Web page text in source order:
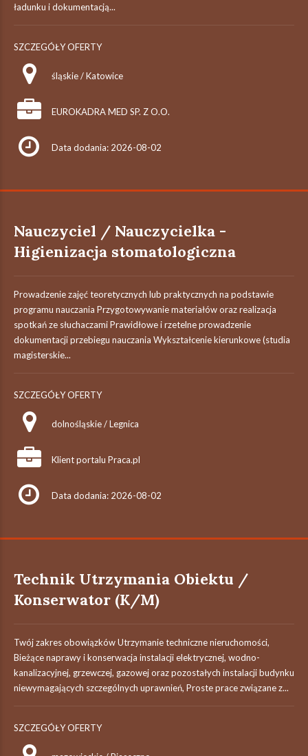
ładunku i dokumentacją...
SZCZEGÓŁY OFERTY
śląskie / Katowice
EUROKADRA MED SP. Z O.O.
Data dodania: 2026-08-02
Nauczyciel / Nauczycielka -
Higienizacja stomatologiczna
Prowadzenie zajęć teoretycznych lub praktycznych na podstawie
programu nauczania Przygotowywanie materiałów oraz realizacja
spotkań ze słuchaczami Prawidłowe i rzetelne prowadzenie
dokumentacji przebiegu nauczania Wykształcenie kierunkowe (studia
magisterskie...
SZCZEGÓŁY OFERTY
dolnośląskie / Legnica
Klient portalu Praca.pl
Data dodania: 2026-08-02
Technik Utrzymania Obiektu /
Konserwator (K/M)
Twój zakres obowiązków Utrzymanie techniczne nieruchomości,
Bieżące naprawy i konserwacja instalacji elektrycznej, wodno-
kanalizacyjnej, grzewczej, gazowej oraz pozostałych instalacji budynku
niewymagających szczególnych uprawnień, Proste prace związane z...
SZCZEGÓŁY OFERTY